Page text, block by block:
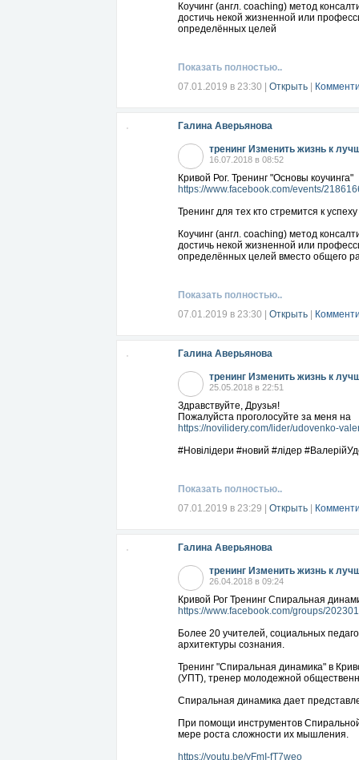
Коучинг (англ. coaching) метод
достичь некой жизненной или
определённых целей
Показать полностью..
07.01.2019 в 23:30
Открыть
Галина Аверьянова
тренинг Изменить жизнь к
16.07.2018 в 08:52
Кривой Рог. Тренинг "Основы коучинга"
https://www.facebook.com/events/
Тренинг для тех кто стремится к
Коучинг (англ. coaching) метод
достичь некой жизненной или
определённых целей вместо общего
Показать полностью..
07.01.2019 в 23:30
Открыть
Галина Аверьянова
тренинг Изменить жизнь к
25.05.2018 в 22:51
Здравствуйте, Друзья!
Пожалуйста проголосуйте за меня на
https://novilidery.com/lider/udovenko-
#Новілідери #новий #лідер
Показать полностью..
07.01.2019 в 23:29
Открыть
Галина Аверьянова
тренинг Изменить жизнь к
26.04.2018 в 09:24
Кривой Рог Тренинг Спиральная
https://www.facebook.com/groups/
Более 20 учителей, социальных
архитектуры сознания.
Тренинг "Спиральная динамика" в
(УПТ), тренер молодежной
Спиральная динамика дает
При помощи инструментов
мере роста сложности их мышления.
https://youtu.be/yFmI-fT7weo